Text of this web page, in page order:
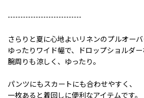
-----------------------------
さらりと夏に心地よいリネンのプルオーバ
ゆったりワイド幅で、ドロップショルダー
腕周りも涼しく、ゆったり。
パンツにもスカートにも合わせやすく、
一枚あると着回しに便利なアイテムです。